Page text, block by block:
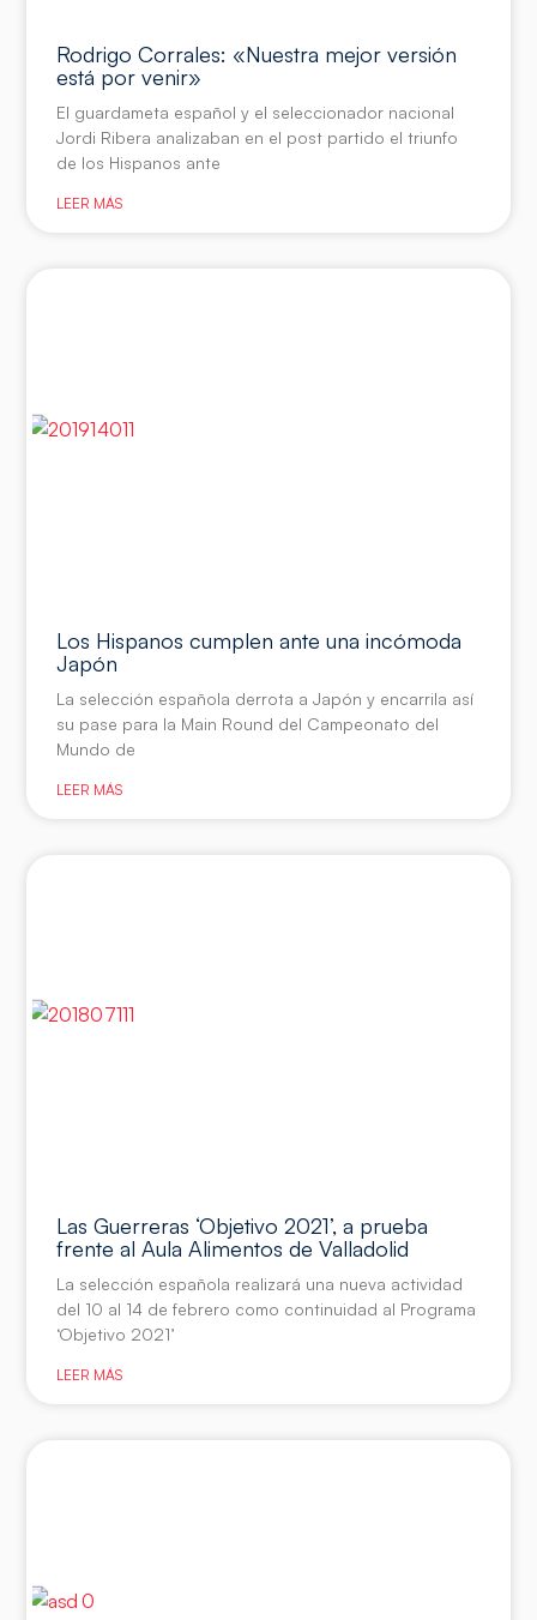
Rodrigo Corrales: «Nuestra mejor versión
está por venir»
El guardameta español y el seleccionador nacional
Jordi Ribera analizaban en el post partido el triunfo
de los Hispanos ante
LEER MÁS
Los Hispanos cumplen ante una incómoda
Japón
La selección española derrota a Japón y encarrila así
su pase para la Main Round del Campeonato del
Mundo de
LEER MÁS
Las Guerreras ‘Objetivo 2021’, a prueba
frente al Aula Alimentos de Valladolid
La selección española realizará una nueva actividad
del 10 al 14 de febrero como continuidad al Programa
‘Objetivo 2021’
LEER MÁS